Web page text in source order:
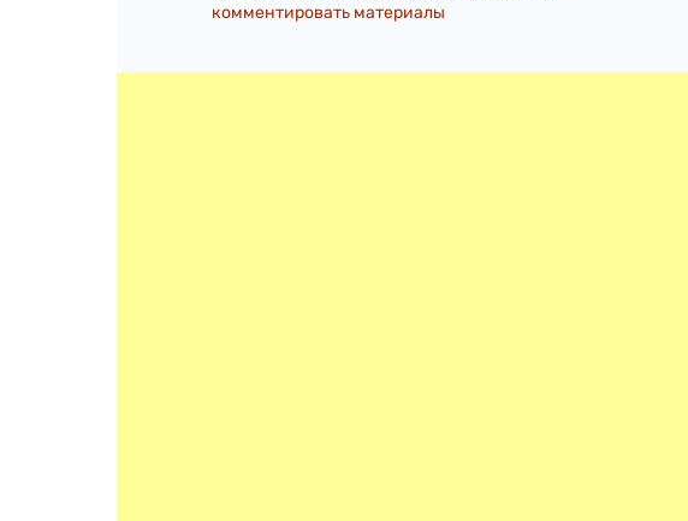
комментировать материалы